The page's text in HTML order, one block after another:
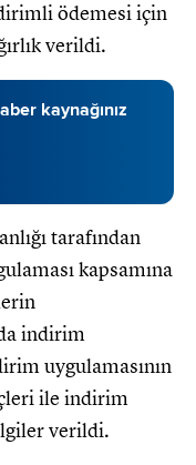
ödemesi için
verildi.
kaynağınız
tarafından
kapsamına
indirim
uygulamasının
ile indirim
verildi.